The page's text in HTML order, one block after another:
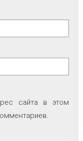
сайта в этом